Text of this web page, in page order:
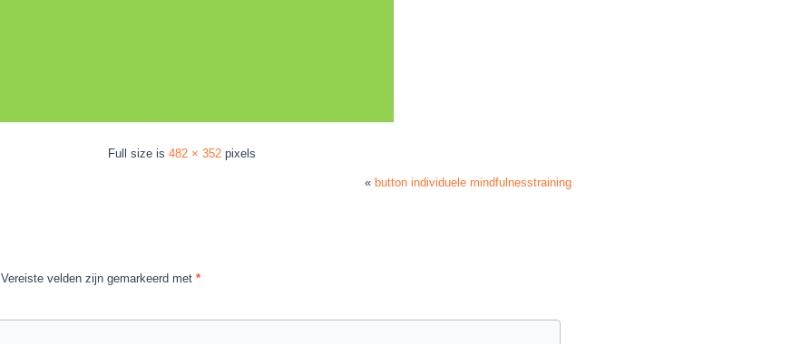
Full size is 482 × 352pixels
« button individuele mindfulnesstraining
Vereiste velden zijn gemarkeerd met *